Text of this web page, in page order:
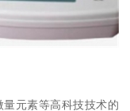
元素等高科技技术的